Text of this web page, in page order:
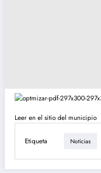
Leer en el sitio del municipio
Etiqueta Noticias